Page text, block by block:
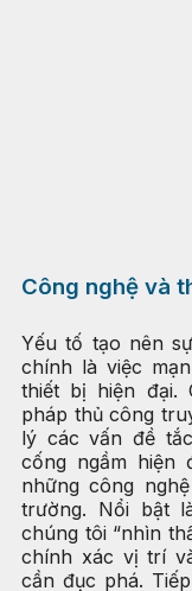
Công nghệ và
Yếu tố tạo nên
chính là việc
thiết bị hiện đại.
pháp thủ công
lý các vấn đề
cống ngầm hiện
những công
trường. Nổi bật
chúng tôi “nhìn
chính xác vị trí
cần đục phá.